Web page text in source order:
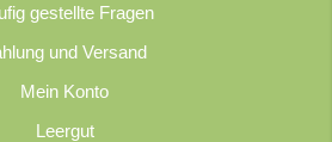
gestellte Fragen
und Versand
Mein Konto
Leergut